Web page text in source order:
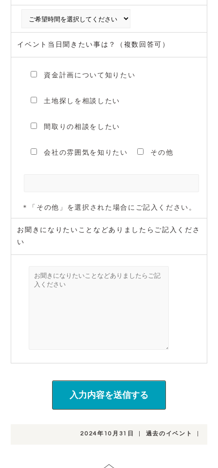
イベント当日聞きたい事は？（複数回答可）
資金計画について知りたい
土地探しを相談したい
間取りの相談をしたい
会社の雰囲気を知りたい その他
＊「その他」を選択された場合にご記入ください。
お聞きになりたいことなどありましたらご記入くださ
い
2024年10月31日 過去のイベント